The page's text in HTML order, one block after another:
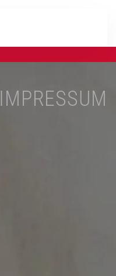
IMPRESSUM